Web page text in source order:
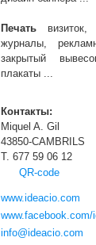
Печать визиток,
журналы,
закрытый
плакаты ...
Контакты:
Miquel A. Gil
43850-CAMBRILS
T. 677 59 06 12
QR-code
www.ideacio.com
www.facebook.com/
info@ideacio.com